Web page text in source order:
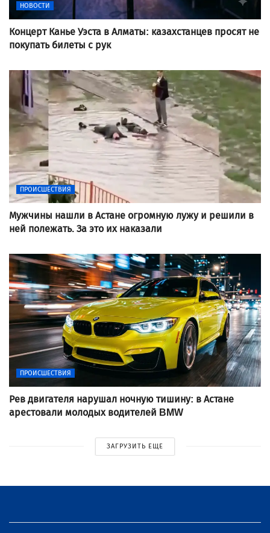
НОВОСТИ
Концерт Канье Уэста в Алматы: казахстанцев просят не
покупать билеты с рук
ПРОИСШЕСТВИЯ
Мужчины нашли в Астане огромную лужу и решили в
ней полежать. За это их наказали
ПРОИСШЕСТВИЯ
Рев двигателя нарушал ночную тишину: в Астане
арестовали молодых водителей BMW
ЗАГРУЗИТЬ ЕЩЕ